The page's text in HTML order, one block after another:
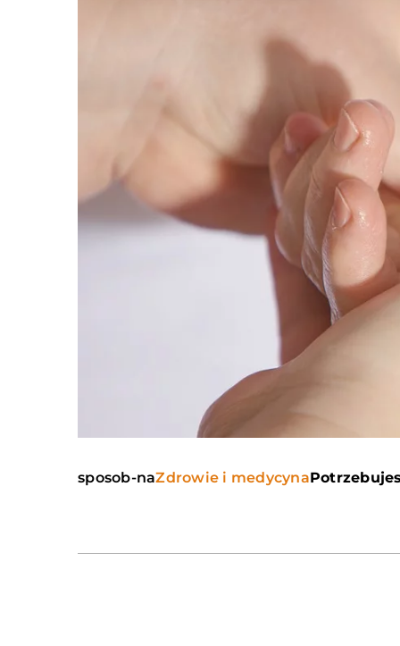
sposob-naZdrowie i medycyna